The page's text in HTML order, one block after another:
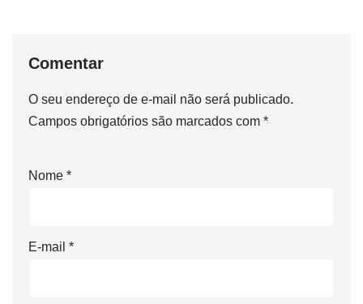
Comentar
O seu endereço de e-mail não será publicado.
Campos obrigatórios são marcados com *
Nome *
E-mail *